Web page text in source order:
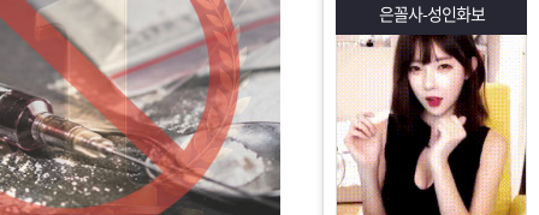
은꼴사-성인화보 은꼴사-성인화보